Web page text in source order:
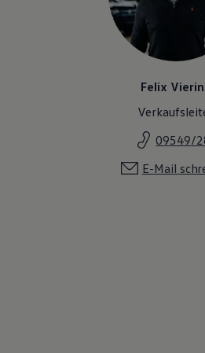
Felix
09549/
E-Mail